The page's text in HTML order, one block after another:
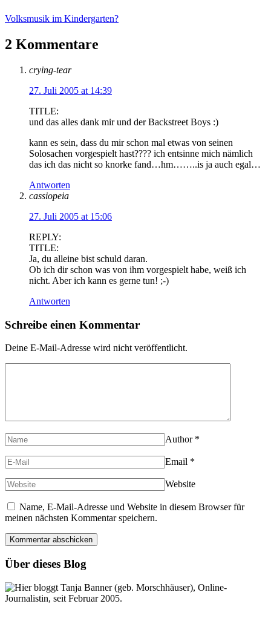
Volksmusik im Kindergarten?
2 Kommentare
crying-tear
27. Juli 2005 at 14:39
TITLE:
und das alles dank mir und der Backstreet Boys :)
kann es sein, dass du mir schon mal etwas von seinen
Solosachen vorgespielt hast???? ich entsinne mich nämlich
das ich das nicht so knorke fand…hm……..is ja auch egal…
Antworten
cassiopeia
27. Juli 2005 at 15:06
REPLY:
TITLE:
Ja, du alleine bist schuld daran.
Ob ich dir schon was von ihm vorgespielt habe, weiß ich
nicht. Aber ich kann es gerne tun! ;-)
Antworten
Schreibe einen Kommentar
Deine E-Mail-Adresse wird nicht veröffentlicht.
Author *
Email *
Website
Name, E-Mail-Adresse und Website in diesem Browser für
meinen nächsten Kommentar speichern.
Über dieses Blog
Hier bloggt Tanja Banner (geb. Morschhäuser), Online-
Journalistin, seit Februar 2005.